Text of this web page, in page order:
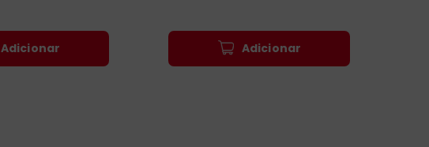
Adicionar Adicionar